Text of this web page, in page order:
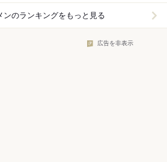
ンのランキングをもっと見る
広告を非表示